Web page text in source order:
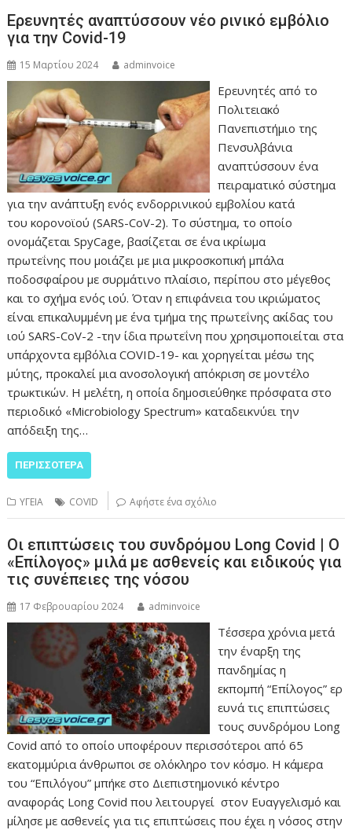
Ερευνητές αναπτύσσουν νέο ρινικό εμβόλιο
για την Covid-19
15 Μαρτίου 2024 adminvoice
Ερευνητές από το
Πολιτειακό
Πανεπιστήμιο της
Πενσυλβάνια
αναπτύσσουν ένα
πειραματικό σύστημα
για την ανάπτυξη ενός ενδορρινικού εμβολίου κατά
του κορονοϊού (SARS-CoV-2). Το σύστημα, το οποίο
ονομάζεται SpyCage, βασίζεται σε ένα ικρίωμα
πρωτεΐνης που μοιάζει με μια μικροσκοπική μπάλα
ποδοσφαίρου με συρμάτινο πλαίσιο, περίπου στο μέγεθος
και το σχήμα ενός ιού. Όταν η επιφάνεια του ικριώματος
είναι επικαλυμμένη με ένα τμήμα της πρωτεΐνης ακίδας του
ιού SARS-CoV-2 -την ίδια πρωτεΐνη που χρησιμοποιείται στα
υπάρχοντα εμβόλια COVID-19- και χορηγείται μέσω της
μύτης, προκαλεί μια ανοσολογική απόκριση σε μοντέλο
τρωκτικών. Η μελέτη, η οποία δημοσιεύθηκε πρόσφατα στο
περιοδικό «Microbiology Spectrum» καταδεικνύει την
απόδειξη της…
ΠΕΡΙΣΣΌΤΕΡΑ
ΥΓΕΙΑ COVID Αφήστε ένα σχόλιο
Οι επιπτώσεις του συνδρόμου Long Covid | Ο
«Επίλογος» μιλά με ασθενείς και ειδικούς για
τις συνέπειες της νόσου
17 Φεβρουαρίου 2024 adminvoice
Τέσσερα χρόνια μετά
την έναρξη της
πανδημίας η
εκπομπή “Επίλογος” ερ
ευνά τις επιπτώσεις
τους συνδρόμου Long
Covid από το οποίο υποφέρουν περισσότεροι από 65
εκατομμύρια άνθρωποι σε ολόκληρο τον κόσμο. Η κάμερα
του “Επιλόγου” μπήκε στο Διεπιστημονικό κέντρο
αναφοράς Long Covid που λειτουργεί στον Ευαγγελισμό και
μίλησε με ασθενείς για τις επιπτώσεις που έχει η νόσος στην